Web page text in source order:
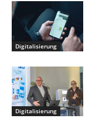
Digitalisierung
Digitalisierung